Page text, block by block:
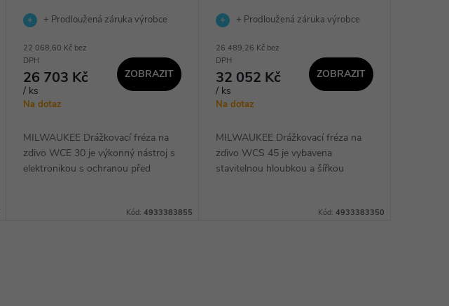
+ Prodloužená záruka výrobce
22 068,60 Kč bez
DPH
26 703 Kč
/ ks
Na dotaz
ZOBRAZIT
MILWAUKEE Drážkovací fréza na
zdivo WCE 30 je výkonný nástroj s
elektronikou s ochranou před
Kód: 4933383855
+ Prodloužená záruka výrobce
26 489,26 Kč bez
DPH
32 052 Kč
/ ks
Na dotaz
ZOBRAZIT
MILWAUKEE Drážkovací fréza na
zdivo WCS 45 je vybavena
stavitelnou hloubkou a šířkou
zajišťuje precizní výsledky při práci....
Kód: 4933383350